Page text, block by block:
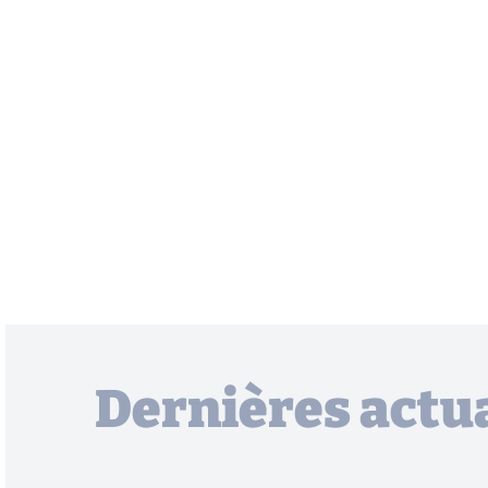
Dernières